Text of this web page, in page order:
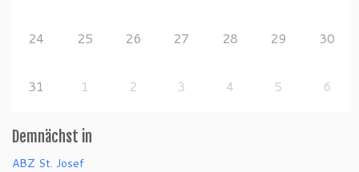
24 25 26 27 28 29 30
31 1 2 3 4 5 6
Demnächst in
ABZ St. Josef